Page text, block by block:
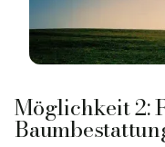
Möglichkeit 2: